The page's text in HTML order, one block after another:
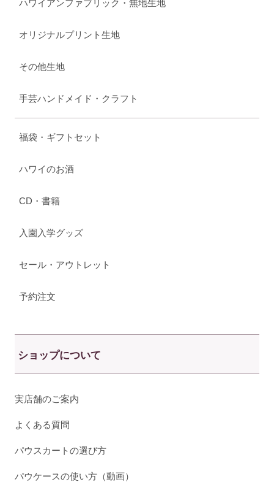
ハワイアンファブリック・無地生地
オリジナルプリント生地
その他生地
手芸ハンドメイド・クラフト
福袋・ギフトセット
ハワイのお酒
CD・書籍
入園入学グッズ
セール・アウトレット
予約注文
ショップについて
実店舗のご案内
よくある質問
パウスカートの選び方
パウケースの使い方（動画）